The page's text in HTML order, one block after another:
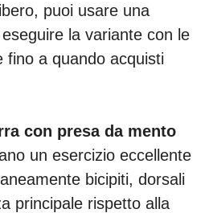
puoi usare una
la variante con le
fino a quando acquisti
con presa da mento
un esercizio eccellente
bicipiti, dorsali
principale rispetto alla